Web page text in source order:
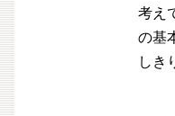
考え
の基
しき